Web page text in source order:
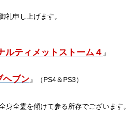
礼申し上げます。
ティメットストーム４ 』
ブン』（PS4＆PS3）
全霊を傾けて参る所存でございます。